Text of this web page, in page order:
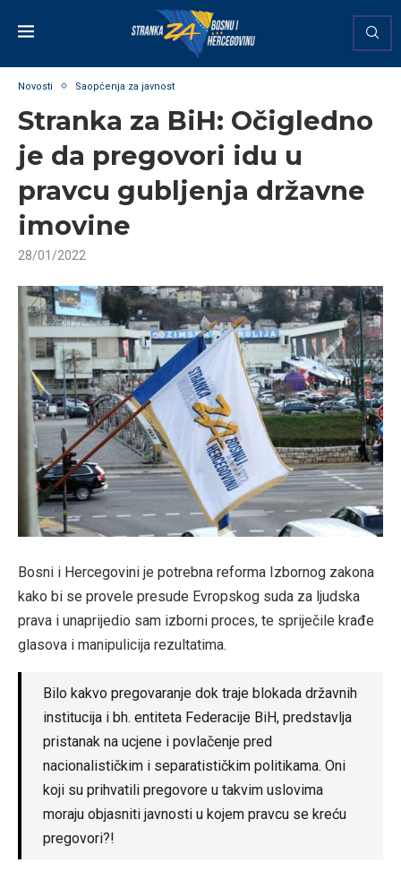
Novosti Saopćenja za javnost
Stranka za BiH: Očigledno
je da pregovori idu u
pravcu gubljenja državne
imovine
28/01/2022
Bosni i Hercegovini je potrebna reforma Izbornog zakona
kako bi se provele presude Evropskog suda za ljudska
prava i unaprijedio sam izborni proces, te spriječile krađe
glasova i manipulicija rezultatima.
Bilo kakvo pregovaranje dok traje blokada državnih
institucija i bh. entiteta Federacije BiH, predstavlja
pristanak na ucjene i povlačenje pred
nacionalističkim i separatističkim politikama. Oni
koji su prihvatili pregovore u takvim uslovima
moraju objasniti javnosti u kojem pravcu se kreću
pregovori?!